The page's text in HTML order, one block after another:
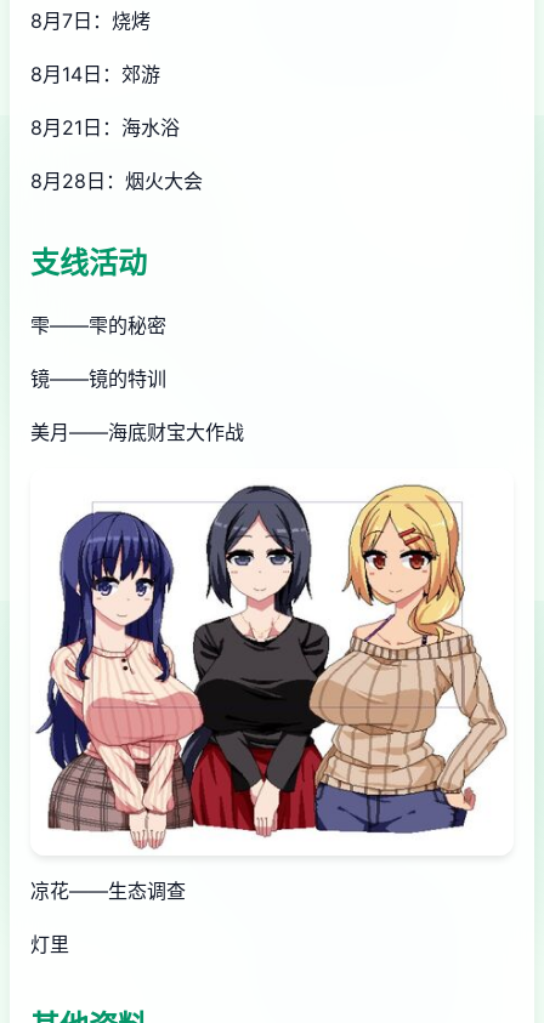
8月7日：烧烤
8月14日：郊游
8月21日：海水浴
8月28日：烟火大会
支线活动
雫——雫的秘密
镜——镜的特训
美月——海底财宝大作战
凉花——生态调查
灯里